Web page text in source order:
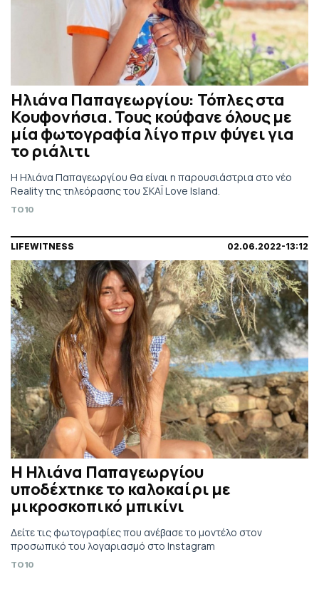
Ηλιάνα Παπαγεωργίου: Τόπλες στα
Κουφονήσια. Τους κούφανε όλους με
μία φωτογραφία λίγο πριν φύγει για
το ριάλιτι
Η Ηλιάνα Παπαγεωργίου θα είναι η παρουσιάστρια στο νέο
Reality της τηλεόρασης του ΣΚΑΪ Love Island.
TO10
LIFEWITNESS 02.06.2022-13:12
H Ηλιάνα Παπαγεωργίου
υποδέχτηκε το καλοκαίρι με
μικροσκοπικό μπικίνι
Δείτε τις φωτογραφίες που ανέβασε το μοντέλο στον
προσωπικό του λογαριασμό στο Instagram
TO10